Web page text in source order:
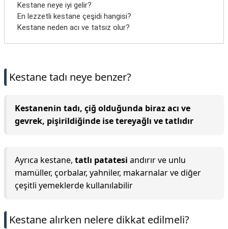
Kestane neye iyi gelir?
En lezzetli kestane çeşidi hangisi?
Kestane neden acı ve tatsız olur?
Kestane tadı neye benzer?
Kestanenin tadı, çiğ olduğunda biraz acı ve
gevrek, pişirildiğinde ise tereyağlı ve tatlıdır
Ayrıca kestane, tatlı patatesi andırır ve unlu
mamüller, çorbalar, yahniler, makarnalar ve diğer
çeşitli yemeklerde kullanılabilir
Kestane alırken nelere dikkat edilmeli?